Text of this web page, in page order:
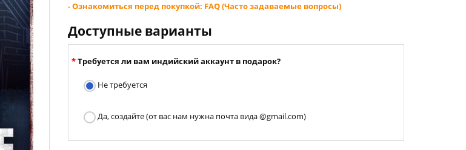
- Ознакомиться перед покупкой: FAQ (Часто задаваемые вопросы)
Доступные варианты
Требуется ли вам индийский аккаунт в подарок?
Не требуется
Да, создайте (от вас нам нужна почта вида @gmail.com)